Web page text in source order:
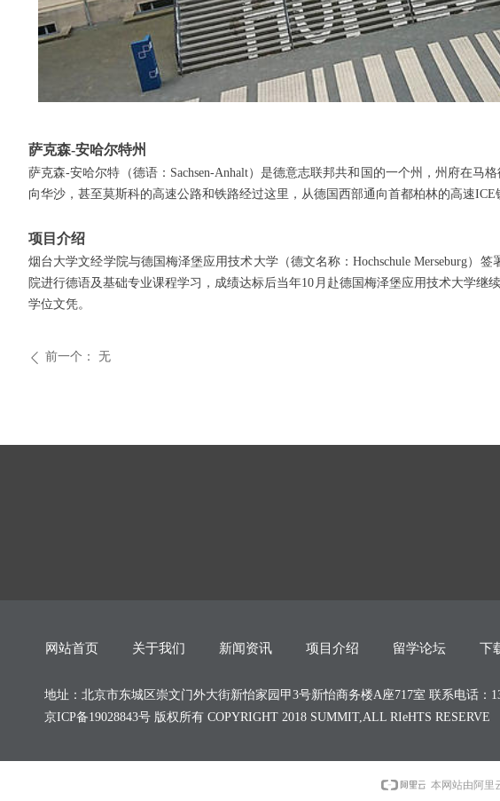
萨克森-安哈尔特州
萨克森-安哈尔特（德语：Sachsen-Anhalt）是德意志联邦共和国的一个州，州府在
向华沙，甚至莫斯科的高速公路和铁路经过这里，从德国西部通向首都柏林的高速ICE
项目介绍
烟台大学文经学院与德国梅泽堡应用技术大学（德文名称：Hochschule Merseburg）
院进行德语及基础专业课程学习，成绩达标后当年10月赴德国梅泽堡应用技术大学
学位文凭。
ꄴ 前一个： 无
网站首页 关于我们 新闻资讯 项目介绍 留学论坛 下
地址：北京市东城区崇文门外大街新怡家园甲3号新怡商务楼A座717室 联系电话：
京ICP备19028843号 版权所有 COPYRIGHT 2018 SUMMIT,ALL RIeHTS RESERVE
本网站由阿里